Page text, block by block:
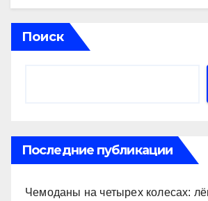
at
s
A
e
gr
a
er
n
ki
р
Поиск
Последние публикации
Чемоданы на четырех колесах: